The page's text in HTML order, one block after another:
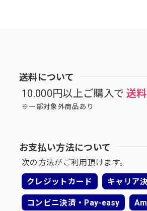
送料について
10.000円以上ご購入で 送
※一部対象外商品あり
お支払い方法について
次の方法がご利用頂けます。
クレジットカード
キャリア
コンビニ決済・Pay-easy